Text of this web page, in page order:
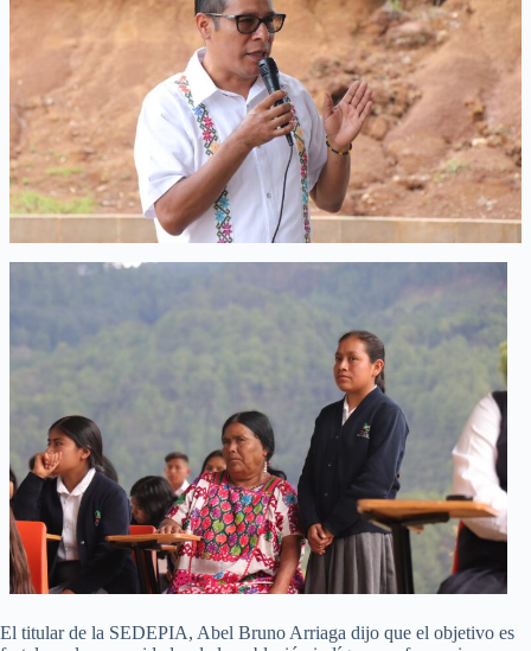
El titular de la SEDEPIA, Abel Bruno Arriaga dijo que el objetivo es